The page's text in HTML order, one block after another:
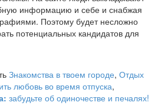
информацию и себе и снабжая
Поэтому будет несложно
потенциальных кандидатов для
Знакомства в твоем городе, Отдых
любовь во время отпуска,
забудьте об одиночестве и печалях!